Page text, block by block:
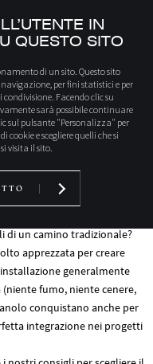
di un camino tradizionale?
apprezzata per creare
generalmente
fumo, niente cenere,
conquistano anche per
integrazione nei progetti
IN
QUESTO SITO
di un sito. Questo sito
per fini statistici e per
Facendo clic su
sarà possibile continuare
sul pulsante "Personalizza" per
cookie e scegliere quelli che si
visita il sito.